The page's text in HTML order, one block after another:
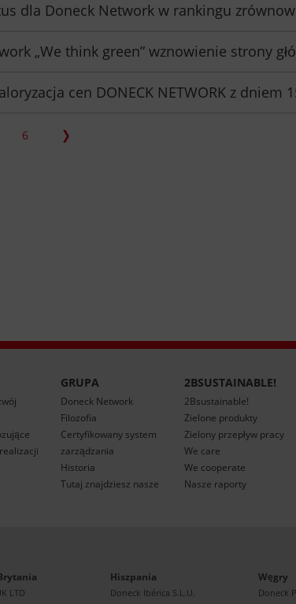
dla Doneck Network w rankingu
„We think green” wznowienie strony
cen DONECK NETWORK z dniem
6
GRUPA
Doneck Network
Filozofia
Certyfikowany system
zarządzania
Historia
Tutaj znajdziesz nasze
2BSUSTAINABLE!
2Bsustainable!
Zielone produkty
Zielony przepływ pracy
We care
We cooperate
Nasze raporty
LTD
Hiszpania
Doneck Ibérica S.L.U.
Węgry
Doneck